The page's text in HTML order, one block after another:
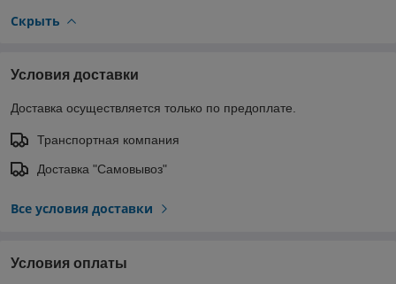
Скрыть
Условия доставки
Доставка осуществляется только по предоплате.
Транспортная компания
Доставка "Самовывоз"
Все условия доставки
Условия оплаты